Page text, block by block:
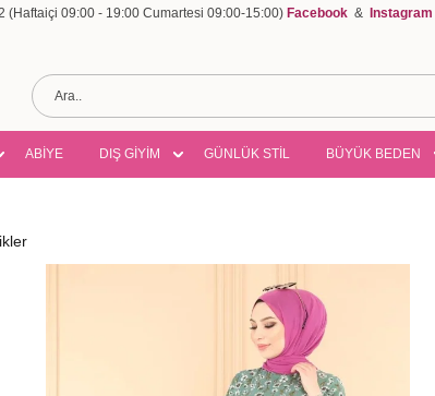
(Haftaiçi 09:00 - 19:00 Cumartesi 09:00-15:00) Facebook & Instagram
ABİYE DIŞ GİYİM GÜNLÜK STİL BÜYÜK BEDEN